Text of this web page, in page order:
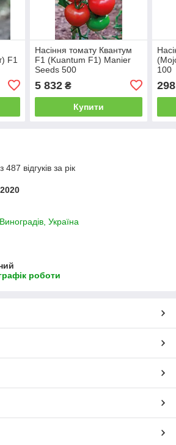
F1
Насіння томату Квантум
F1 (Kuantum F1) Manier
Seeds 500
5 832₴
Купити
100
298
відгуків за рік
Україна
роботи